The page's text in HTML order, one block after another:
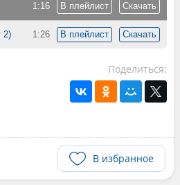
1:16 В плейлист Скачать
1:26 В плейлист Скачать
2)
Поделиться:
В избранное